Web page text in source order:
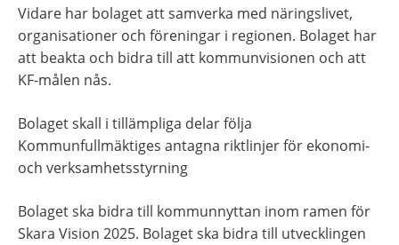
Vidare har bolaget att samverka med näringslivet,
organisationer och föreningar i regionen. Bolaget har
att beakta och bidra till att kommunvisionen och att
KF-målen nås.
Bolaget skall i tillämpliga delar följa
Kommunfullmäktiges antagna riktlinjer för ekonomi-
och verksamhetsstyrning
Bolaget ska bidra till kommunnyttan inom ramen för
Skara Vision 2025. Bolaget ska bidra till utvecklingen